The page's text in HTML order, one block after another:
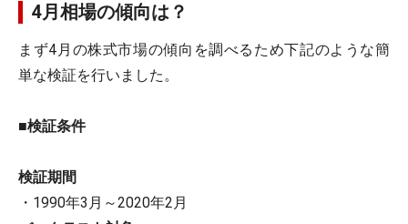
4月相場の傾向は？
まず4月の株式市場の傾向を調べるため下記のような簡
単な検証を行いました。
■検証条件
検証期間
・1990年3月～2020年2月